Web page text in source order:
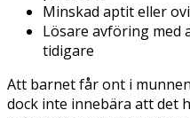
Minskad aptit eller
Lösare avföring med
tidigare
Att barnet får ont i
dock inte innebära att det